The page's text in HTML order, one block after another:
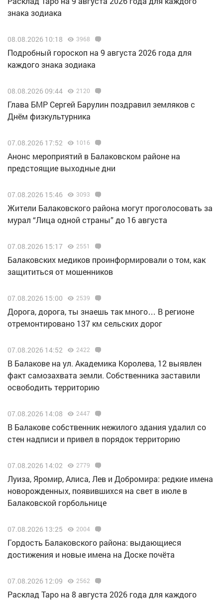
знака зодиака
08.08.2026 10:18 3968
Подробный гороскоп на 9 августа 2026 года для
каждого знака зодиака
08.08.2026 09:44 2120
Глава БМР Сергей Барулин поздравил земляков с
Днём физкультурника
07.08.2026 17:52 1016
Анонс мероприятий в Балаковском районе на
предстоящие выходные дни
07.08.2026 15:46 3093
Жители Балаковского района могут проголосовать за
мурал “Лица одной страны” до 16 августа
07.08.2026 15:17 2551
Балаковских медиков проинформировали о том, как
защититься от мошенников
07.08.2026 15:00 2539
Дорога, дорога, ты знаешь так много… В регионе
отремонтировано 137 км сельских дорог
07.08.2026 14:52 2422
В Балакове на ул. Академика Королева, 12 выявлен
факт самозахвата земли. Собственника заставили
освободить территорию
07.08.2026 14:08 2447
В Балакове собственник нежилого здания удалил со
стен надписи и привел в порядок территорию
07.08.2026 14:02 2779
Луиза, Яромир, Алиса, Лев и Добромира: редкие имена
новорожденных, появившихся на свет в июле в
Балаковской горбольнице
07.08.2026 13:25 2004
Гордость Балаковского района: выдающиеся
достижения и новые имена на Доске почёта
07.08.2026 12:09 2562
Расклад Таро на 8 августа 2026 года для каждого